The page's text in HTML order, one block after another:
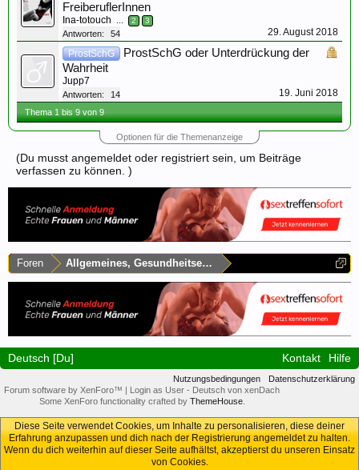
FreiberuflerInnen
Ina-totouch 2 3
Antworten: 54 29. August 2018
ProstSchG
ProstSchG oder Unterdrückung der
Wahrheit
Jupp7
Antworten: 14 19. Juni 2018
Thema 1 bis 9 von 9
Optionen für die Themenanzeige
(Du musst angemeldet oder registriert sein, um Beiträge
verfassen zu können. )
Foren Allgemeines, Gesundheitsecke & Umfragen
Deutsch [Du] Kontakt Hilfe
Nutzungsbedingungen
Datenschutzerklärung
Forum software by XenForo™ | Login as User - Deutsch von xenDach
Some XenForo functionality crafted by ThemeHouse.
Diese Seite verwendet Cookies, um Inhalte zu personalisieren, diese deiner
Erfahrung anzupassen und dich nach der Registrierung angemeldet zu halten.
Wenn du dich weiterhin auf dieser Seite aufhältst, akzeptierst du unseren Einsatz
von Cookies.